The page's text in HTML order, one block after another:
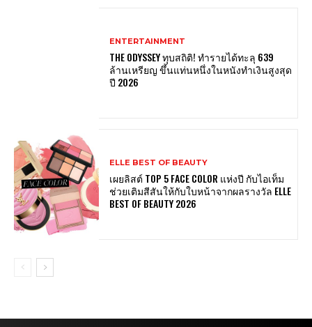
ENTERTAINMENT
THE ODYSSEY ทุบสถิติ! ทำรายได้ทะลุ 639
ล้านเหรียญ ขึ้นแท่นหนึ่งในหนังทำเงินสูงสุด
ปี 2026
ELLE BEST OF BEAUTY
เผยลิสต์ TOP 5 FACE COLOR แห่งปี กับไอเท็ม
ช่วยเติมสีสันให้กับใบหน้าจากผลรางวัล ELLE
BEST OF BEAUTY 2026